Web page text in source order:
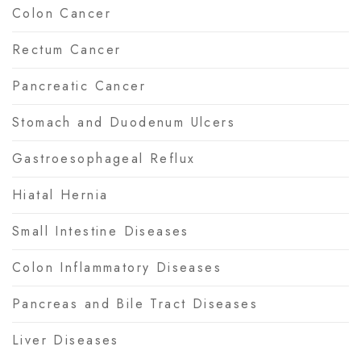
Colon Cancer
Rectum Cancer
Pancreatic Cancer
Stomach and Duodenum Ulcers
Gastroesophageal Reflux
Hiatal Hernia
Small Intestine Diseases
Colon Inflammatory Diseases
Pancreas and Bile Tract Diseases
Liver Diseases